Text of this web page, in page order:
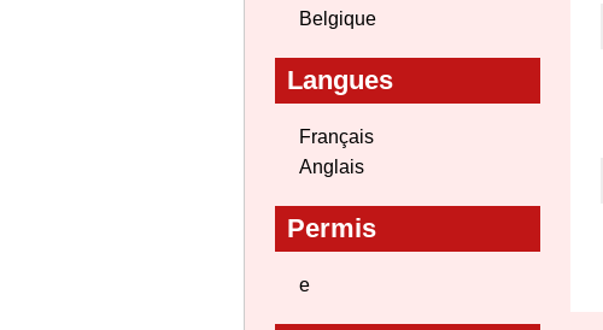
Belgique
Langues
Français
Anglais
Permis
e